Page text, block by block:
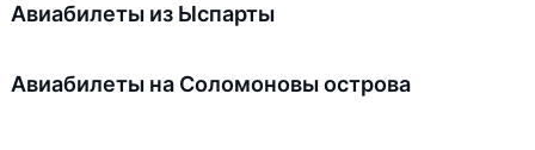
Авиабилеты из Ыспарты
Авиабилеты на Соломоновы острова